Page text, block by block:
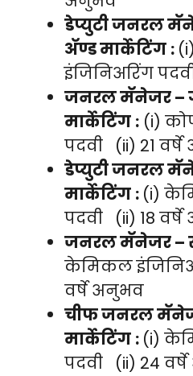
डेप्युटी जनरल
अ‍ॅण्ड मार्केटिंग :
इंजिनिअरिंग
जनरल मॅनेजर –
मार्केटिंग : (i)
पदवी (ii) 21
डेप्युटी जनरल
मार्केटिंग : (i)
पदवी (ii) 18
जनरल मॅनेजर –
केमिकल
वर्षे अनुभव
चीफ जनरल
मार्केटिंग : (i)
पदवी (ii) 24